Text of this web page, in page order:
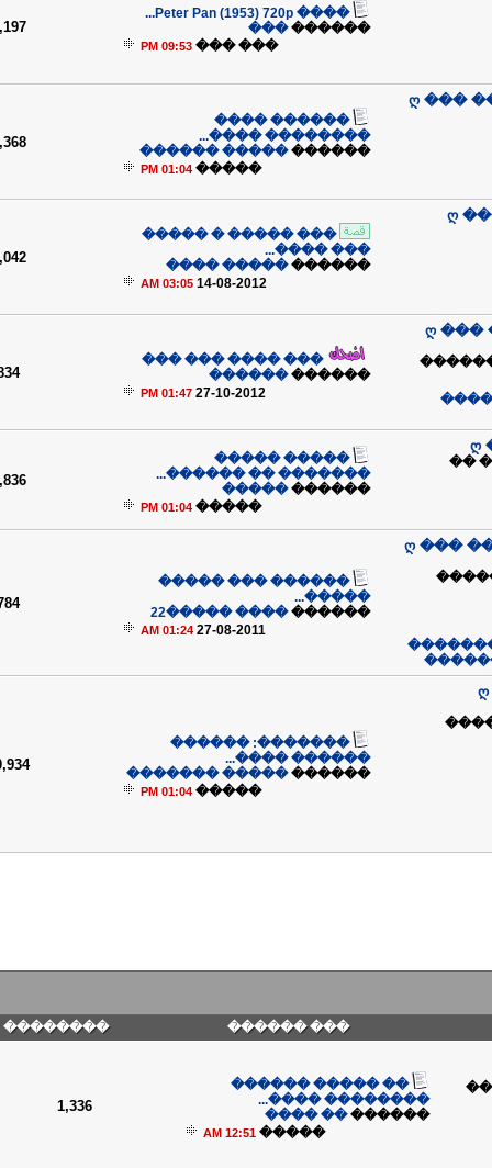
���� Peter Pan (1953) 720p...
������
���
��� ���
09:53 PM
ღ ���
������ ����
�������� ����...
������
����� ������
�����
01:04 PM
ღ
��� ����� � �����
��� ����...
������
����� ����
14-08-2012
03:05 AM
ღ ���
����
���
��� ���� ��� ���
������
������
27-10-2012
01:47 PM
ღ
����� �����
������� �� ������...
������
�����
�����
01:04 PM
ღ ���
���
���
���
������ ��� �����
�����...
������
���� �����22
27-08-2011
01:24 AM
�����
�������: ������
������ ����...
������
����� �������
�����
01:04 PM
��� ������
��������
�� ����� ������
�������� ����...
������
�� ����
�����
12:51 AM
1,336